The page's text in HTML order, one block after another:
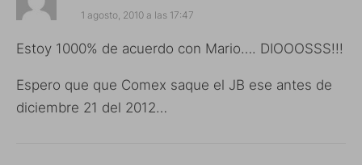
1 agosto, 2010 a las 17:47
Estoy 1000% de acuerdo con Mario…. DIOOOSSS!!!
Espero que que Comex saque el JB ese antes de
diciembre 21 del 2012…